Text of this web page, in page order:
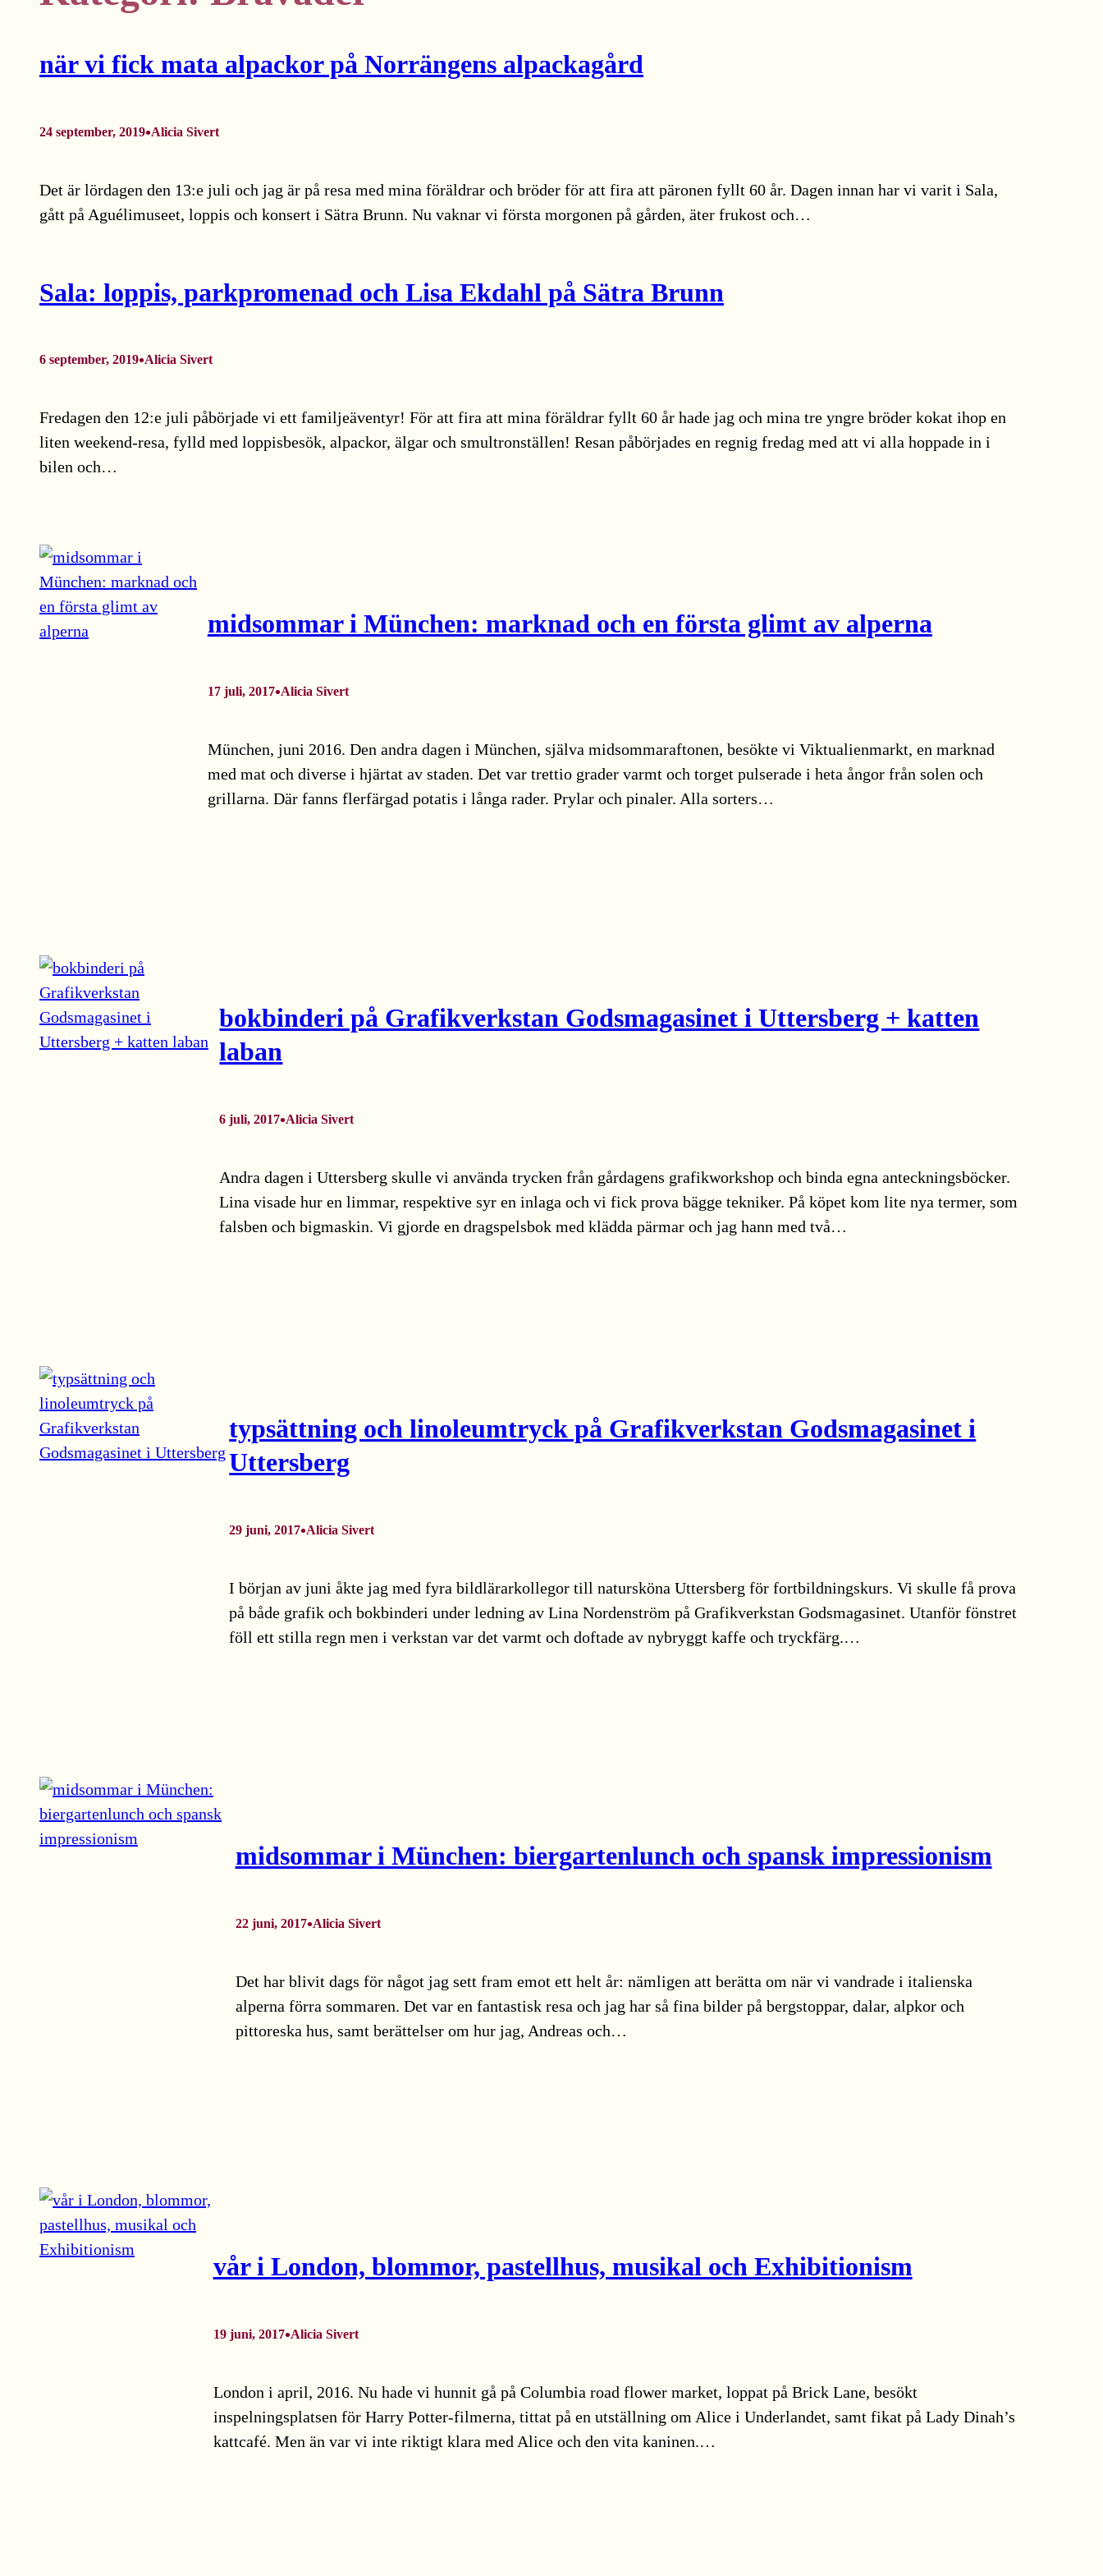
när vi fick mata alpackor på Norrängens alpackagård
24 september, 2019•Alicia Sivert
Det är lördagen den 13:e juli och jag är på resa med mina föräldrar och bröder för att fira att päronen fyllt 60 år. Dagen innan har vi varit i Sala,
gått på Aguélimuseet, loppis och konsert i Sätra Brunn. Nu vaknar vi första morgonen på gården, äter frukost och…
Sala: loppis, parkpromenad och Lisa Ekdahl på Sätra Brunn
6 september, 2019•Alicia Sivert
Fredagen den 12:e juli påbörjade vi ett familjeäventyr! För att fira att mina föräldrar fyllt 60 år hade jag och mina tre yngre bröder kokat ihop en
liten weekend-resa, fylld med loppisbesök, alpackor, älgar och smultronställen! Resan påbörjades en regnig fredag med att vi alla hoppade in i
bilen och…
midsommar i München: marknad och en första glimt av alperna
17 juli, 2017•Alicia Sivert
München, juni 2016. Den andra dagen i München, själva midsommaraftonen, besökte vi Viktualienmarkt, en marknad
med mat och diverse i hjärtat av staden. Det var trettio grader varmt och torget pulserade i heta ångor från solen och
grillarna. Där fanns flerfärgad potatis i långa rader. Prylar och pinaler. Alla sorters…
bokbinderi på Grafikverkstan Godsmagasinet i Uttersberg + katten
laban
6 juli, 2017•Alicia Sivert
Andra dagen i Uttersberg skulle vi använda trycken från gårdagens grafikworkshop och binda egna anteckningsböcker.
Lina visade hur en limmar, respektive syr en inlaga och vi fick prova bägge tekniker. På köpet kom lite nya termer, som
falsben och bigmaskin. Vi gjorde en dragspelsbok med klädda pärmar och jag hann med två…
typsättning och linoleumtryck på Grafikverkstan Godsmagasinet i
Uttersberg
29 juni, 2017•Alicia Sivert
I början av juni åkte jag med fyra bildlärarkollegor till natursköna Uttersberg för fortbildningskurs. Vi skulle få prova
på både grafik och bokbinderi under ledning av Lina Nordenström på Grafikverkstan Godsmagasinet. Utanför fönstret
föll ett stilla regn men i verkstan var det varmt och doftade av nybryggt kaffe och tryckfärg.…
midsommar i München: biergartenlunch och spansk impressionism
22 juni, 2017•Alicia Sivert
Det har blivit dags för något jag sett fram emot ett helt år: nämligen att berätta om när vi vandrade i italienska
alperna förra sommaren. Det var en fantastisk resa och jag har så fina bilder på bergstoppar, dalar, alpkor och
pittoreska hus, samt berättelser om hur jag, Andreas och…
vår i London, blommor, pastellhus, musikal och Exhibitionism
19 juni, 2017•Alicia Sivert
London i april, 2016. Nu hade vi hunnit gå på Columbia road flower market, loppat på Brick Lane, besökt
inspelningsplatsen för Harry Potter-filmerna, tittat på en utställning om Alice i Underlandet, samt fikat på Lady Dinah’s
kattcafé. Men än var vi inte riktigt klara med Alice och den vita kaninen.…